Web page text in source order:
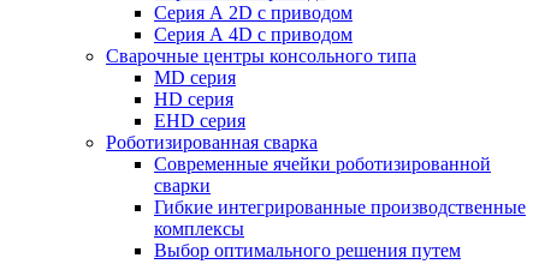
Серия А 2D с приводом
Серия А 4D с приводом
Сварочные центры консольного типа
MD серия
HD серия
EHD серия
Роботизированная сварка
Современные ячейки роботизированной
сварки
Гибкие интегрированные производственные
комплексы
Выбор оптимального решения путем